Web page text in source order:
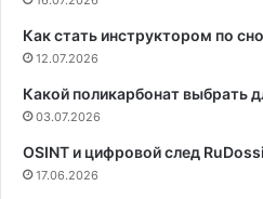
Как стать инструктором по
12.07.2026
Какой поликарбонат выбрать
03.07.2026
OSINT и цифровой след
17.06.2026